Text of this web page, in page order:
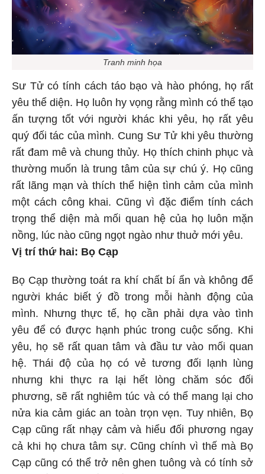
Tranh minh họa
Sư Tử có tính cách táo bạo và hào phóng, họ rất
yêu thể diện. Họ luôn hy vọng rằng mình có thể tạo
ấn tượng tốt với người khác khi yêu, họ rất yêu
quý đối tác của mình. Cung Sư Tử khi yêu thường
rất đam mê và chung thủy. Họ thích chinh phục và
thường muốn là trung tâm của sự chú ý. Họ cũng
rất lãng mạn và thích thể hiện tình cảm của mình
một cách công khai. Cũng vì đặc điểm tính cách
trọng thể diện mà mối quan hệ của họ luôn mặn
nồng, lúc nào cũng ngọt ngào như thuở mới yêu.
Vị trí thứ hai: Bọ Cạp
Bọ Cạp thường toát ra khí chất bí ẩn và không để
người khác biết ý đồ trong mỗi hành động của
mình. Nhưng thực tế, họ cần phải dựa vào tình
yêu để có được hạnh phúc trong cuộc sống. Khi
yêu, họ sẽ rất quan tâm và đầu tư vào mối quan
hệ. Thái độ của họ có vẻ tương đối lạnh lùng
nhưng khi thực ra lại hết lòng chăm sóc đối
phương, sẽ rất nghiêm túc và có thể mang lại cho
nửa kia cảm giác an toàn trọn vẹn. Tuy nhiên, Bọ
Cạp cũng rất nhạy cảm và hiểu đối phương ngay
cả khi họ chưa tâm sự. Cũng chính vì thế mà Bọ
Cạp cũng có thể trở nên ghen tuông và có tính sở